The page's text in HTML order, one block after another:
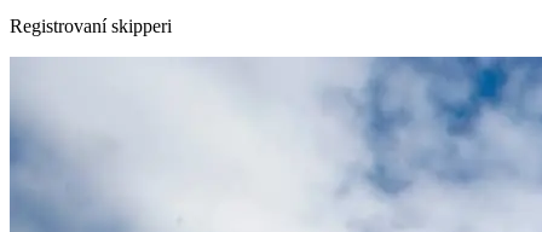
Registrovaní skipperi